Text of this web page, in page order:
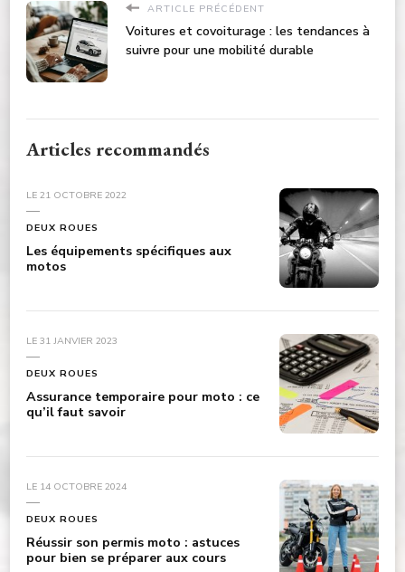
ARTICLE PRÉCÉDENT
Voitures et covoiturage : les tendances à
suivre pour une mobilité durable
Articles recommandés
LE 21 OCTOBRE 2022
DEUX ROUES
Les équipements spécifiques aux
motos
LE 31 JANVIER 2023
DEUX ROUES
Assurance temporaire pour moto : ce
qu’il faut savoir
LE 14 OCTOBRE 2024
DEUX ROUES
Réussir son permis moto : astuces
pour bien se préparer aux cours